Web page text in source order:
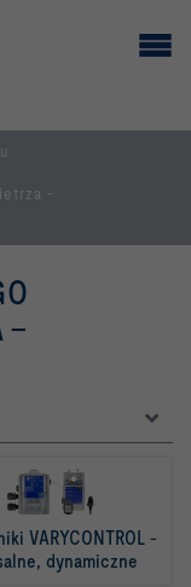
-
-
VARYCONTROL -
dynamiczne